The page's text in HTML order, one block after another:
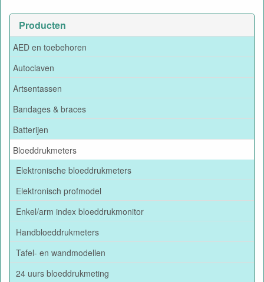
Producten
AED en toebehoren
Autoclaven
Artsentassen
Bandages & braces
Batterijen
Bloeddrukmeters
Elektronische bloeddrukmeters
Elektronisch profmodel
Enkel/arm index bloeddrukmonitor
Handbloeddrukmeters
Tafel- en wandmodellen
24 uurs bloeddrukmeting